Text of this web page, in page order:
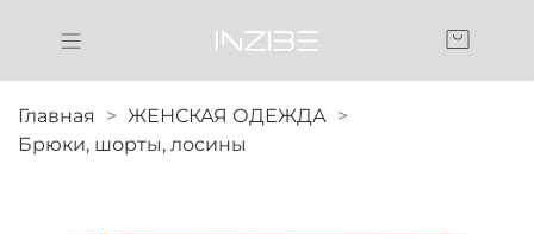
Главная
ЖЕНСКАЯ ОДЕЖДА
Брюки, шорты, лосины